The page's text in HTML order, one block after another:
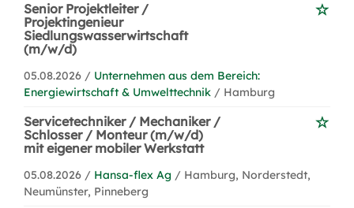
Senior Projektleiter /
Projektingenieur
Siedlungswasserwirtschaft
(m/w/d)
05.08.2026 / Unternehmen aus dem Bereich:
Energiewirtschaft & Umwelttechnik / Hamburg
Servicetechniker / Mechaniker /
Schlosser / Monteur (m/w/d)
mit eigener mobiler Werkstatt
05.08.2026 / Hansa-flex Ag / Hamburg, Norderstedt,
Neumünster, Pinneberg